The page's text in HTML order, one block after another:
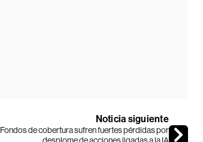
Noticia siguiente
Fondos de cobertura sufren fuertes pérdidas por